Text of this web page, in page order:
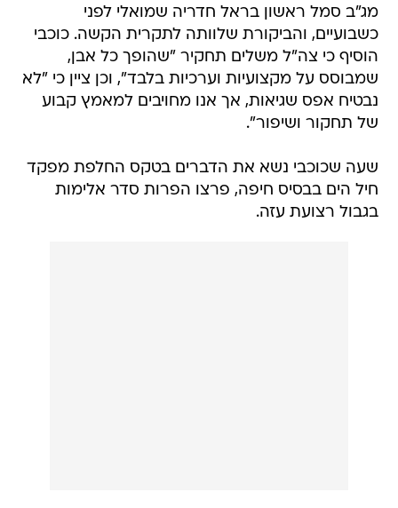
מג"ב סמל ראשון בראל חדריה שמואלי לפני
כשבועיים, והביקורת שלוותה לתקרית הקשה. כוכבי
הוסיף כי צה"ל משלים תחקיר "שהופך כל אבן,
שמבוסס על מקצועיות וערכיות בלבד", וכן ציין כי "לא
נבטיח אפס שגיאות, אך אנו מחויבים למאמץ קבוע
של תחקור ושיפור".
שעה שכוכבי נשא את הדברים בטקס החלפת מפקד
חיל הים בבסיס חיפה, פרצו הפרות סדר אלימות
בגבול רצועת עזה.